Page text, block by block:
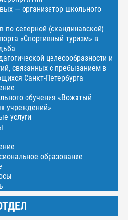
— организатор школьного
по северной (скандинавской)
«Спортивный туризм» в
целесообразности и
связанных с пребыванием в
Санкт-Петербурга
обучения «Вожатый
учреждений»
услуги
образование